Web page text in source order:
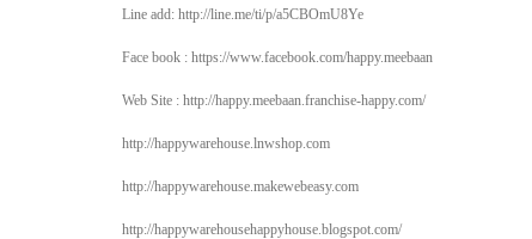
Line add: http://line.me/ti/p/a5CBOmU8Ye
Face book : https://www.facebook.com/happy.meebaan
Web Site : http://happy.meebaan.franchise-happy.com/
http://happywarehouse.lnwshop.com
http://happywarehouse.makewebeasy.com
http://happywarehousehappyhouse.blogspot.com/